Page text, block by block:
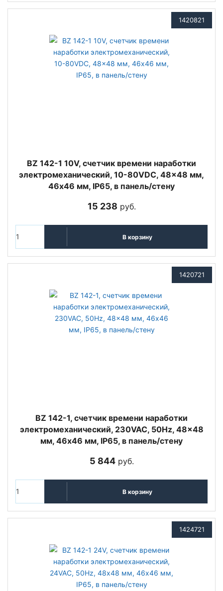
1420821
BZ 142-1 10V, счетчик времени наработки
электромеханический, 10-80VDC, 48x48 мм,
46х46 мм, IP65, в панель/стену
15 238 руб.
В корзину
1420721
BZ 142-1, счетчик времени наработки
электромеханический, 230VAC, 50Hz, 48x48
мм, 46х46 мм, IP65, в панель/стену
5 844руб.
В корзину
1424721